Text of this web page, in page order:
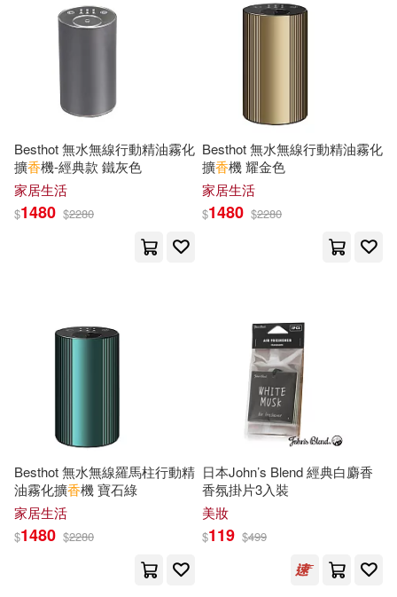
一爐香文化(31)
漢光教育基金會(31)
深山和香(30) 白川紺子(30)
香坂透(30) HA(29)
町田苑香(27)
朱神寶(26)
名香智子(25) 馮邦彥(25)
台灣東販(80)
聯經出版公司(79)
PRESTIGE(74)
新月文化(74)
人民郵電出版社(73)
東佑(64)
機械工業出版社(63)
中國農業出版社(62)
電子工業出版社(62)
Besthot 無水無線行動精油霧化
擴香機-經典款 鐵灰色
家居生活
$1480 $2280
Besthot 無水無線行動精油霧化
擴香機 耀金色
家居生活
$1480 $2280
Besthot 無水無線羅馬柱行動精
油霧化擴香機 寶石綠
家居生活
$1480 $2280
日本John’s Blend 經典白麝香
香氛掛片3入裝
美妝
$119 $499